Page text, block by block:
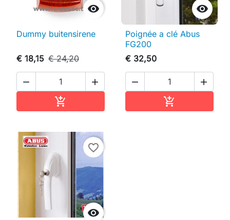

Dummy buitensirene
€ 18,15 € 24,20
 


Poignée a clé Abus
FG200
€ 32,50
 


favorite_border